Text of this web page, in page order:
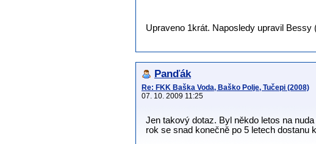
Upraveno 1krát. Naposledy upravil Bessy
Panďák
Re: FKK Baška Voda, Baško Polje, Tučepi (2008)
07. 10. 2009 11:25
Jen takový dotaz. Byl někdo letos na
rok se snad konečně po 5 letech dostanu